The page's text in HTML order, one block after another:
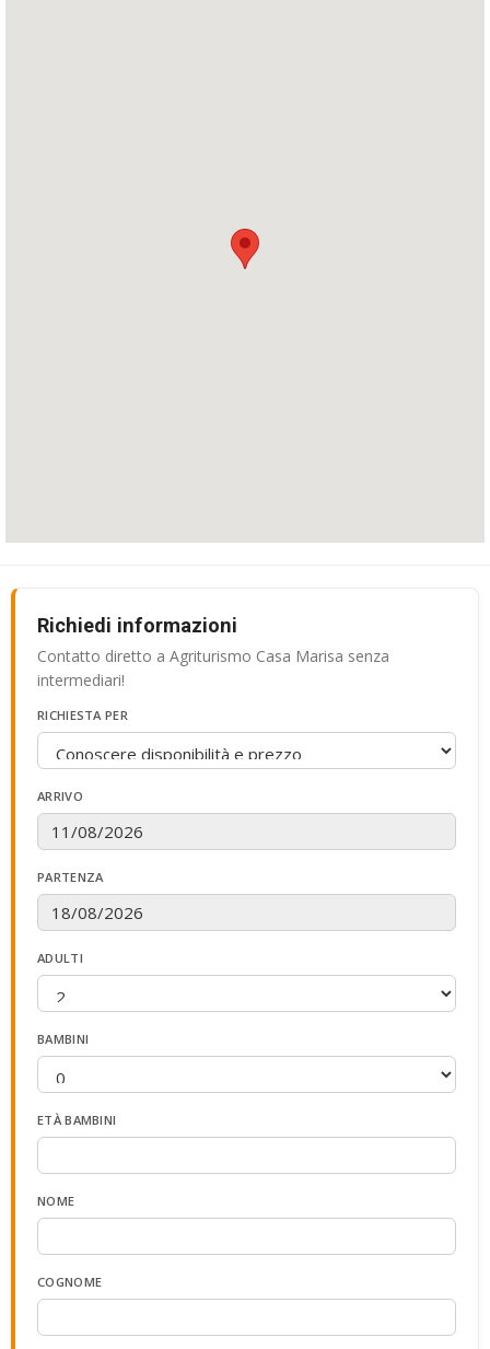
Richiedi informazioni
Contatto diretto a Agriturismo Casa Marisa senza
intermediari!
RICHIESTA PER
ARRIVO
PARTENZA
ADULTI
BAMBINI
ETÀ BAMBINI
NOME
COGNOME